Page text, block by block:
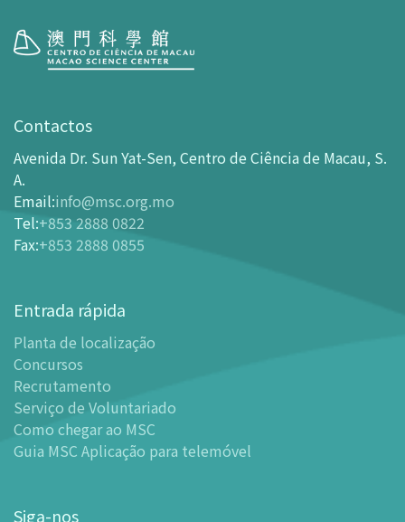
Horário de Funcionamento
Como chegar ao MSC
Bilheteira
- Comprar Ingressos On-line
- Ingressos e Tabela de Descontos
- Planta de localização
- Guia MSC Aplicação para telemóvel
Instalações
-
Mundo das Crianças
- Centro de Exibições
- Planetário
Contactos
Avenida Dr. Sun Yat-Sen, Centro de Ciência de Macau, S.
A.
Email:info@msc.org.mo
Tel:+853 2888 0822
Fax:+853 2888 0855
Entrada rápida
Planta de localização
Concursos
Recrutamento
Serviço de Voluntariado
Como chegar ao MSC
Guia MSC Aplicação para telemóvel
Siga-nos